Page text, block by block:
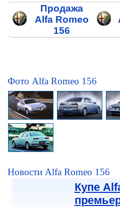
Продажа
Alfa Romeo
156
Фото Alfa Romeo 156
Новости Alfa Romeo 156
Купе